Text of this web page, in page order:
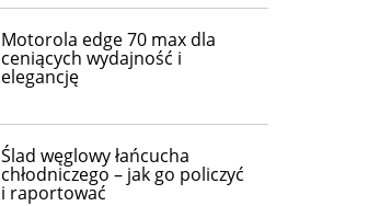
Motorola edge 70 max dla
ceniących wydajność i
elegancję
Ślad węglowy łańcucha
chłodniczego – jak go policzyć
i raportować